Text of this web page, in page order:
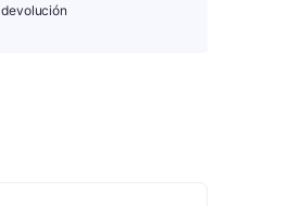
devolución